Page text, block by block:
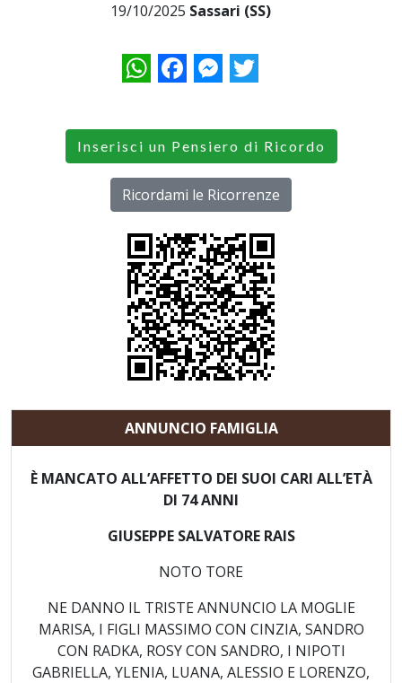
19/10/2025 Sassari (SS)
WhatsAppFacebookMessenger
Twitter
Inserisci un Pensiero di Ricordo
Ricordami le Ricorrenze
ANNUNCIO FAMIGLIA
È MANCATO ALL’AFFETTO DEI SUOI CARI ALL’ETÀ
DI 74 ANNI
GIUSEPPE SALVATORE RAIS
NOTO TORE
NE DANNO IL TRISTE ANNUNCIO LA MOGLIE
MARISA, I FIGLI MASSIMO CON CINZIA, SANDRO
CON RADKA, ROSY CON SANDRO, I NIPOTI
GABRIELLA, YLENIA, LUANA, ALESSIO E LORENZO,